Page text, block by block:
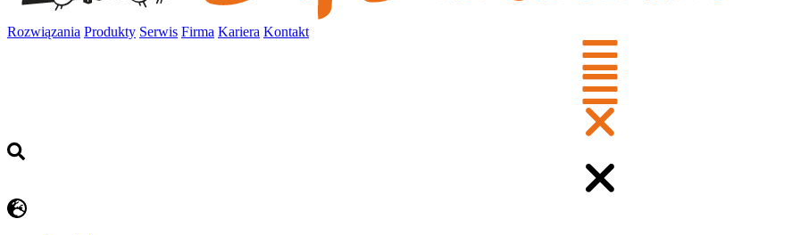
Rozwiązania Produkty Serwis Firma Kariera Kontakt